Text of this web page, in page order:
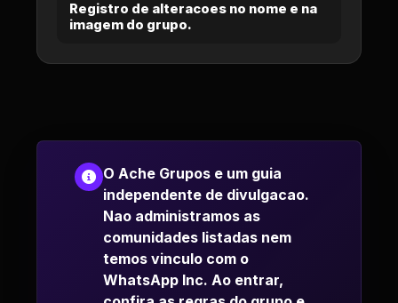
Registro de alteracoes no nome e na
imagem do grupo.
O Ache Grupos e um guia
independente de divulgacao.
Nao administramos as
comunidades listadas nem
temos vinculo com o
WhatsApp Inc. Ao entrar,